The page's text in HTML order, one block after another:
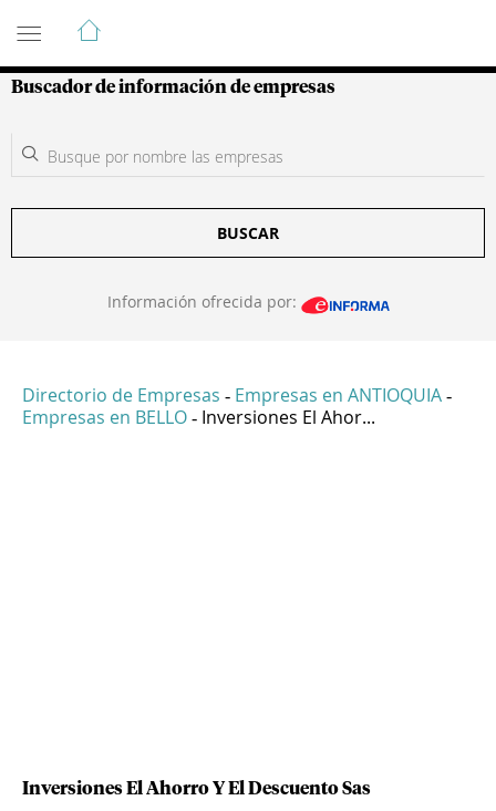
Guía de Empresas Colombianas
Buscador de información de empresas
BUSCAR
Información ofrecida por:
Directorio de Empresas - Empresas en ANTIOQUIA -
Empresas en BELLO - Inversiones El Ahor...
Inversiones El Ahorro Y El Descuento Sas